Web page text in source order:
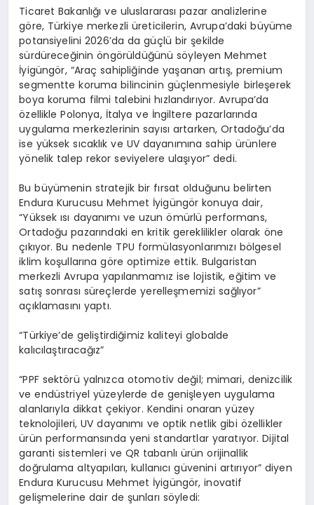
Ticaret Bakanlığıve uluslararasıpazar analizlerine
göre, Türkiye merkezli üreticilerin, Avrupa’daki büyüme
potansiyelini 2026’da da güçlü birşekilde
sürdüreceğininöngörüldüğünüsöyleyen Mehmet
İyigüngör, “Araçsahipliğinde yaşanan artış, premium
segmentte koruma bilincinin güçlenmesiyle birleşerek
boya koruma filmi talebini hızlandırıyor. Avrupa’da
özellikle Polonya, İtalya ve İngiltere pazarlarında
uygulama merkezlerinin sayısı artarken, Ortadoğu’da
ise yüksek sıcaklık ve UV dayanımına sahip ürünlere
yönelik talep rekor seviyelere ulaşıyor”dedi.
Bu büyümenin stratejik bir fırsat olduğunu belirten
Endura Kurucusu Mehmet İyigüngör konuya dair,
“Yüksekısı dayanımı ve uzunömürlüperformans,
Ortadoğu pazarındaki en kritik gereklilikler olarak öne
çıkıyor. Bu nedenle TPU formülasyonlarımızı bölgesel
iklim koşullarına göre optimize ettik. Bulgaristan
merkezli Avrupa yapılanmamız ise lojistik, eğitim ve
satış sonrası süreçlerde yerelleşmemizi sağlıyor”
açıklamasını yaptı.
“Türkiye’de geliştirdiğimiz kaliteyi globalde
kalıcılaştıracağız”
“PPF sektörü yalnızca otomotiv değil; mimari, denizcilik
ve endüstriyel yüzeylerde de genişleyen uygulama
alanlarıyla dikkat çekiyor. Kendini onaran yüzey
teknolojileri, UV dayanımı ve optik netlik gibi özellikler
ürün performansında yeni standartlar yaratıyor. Dijital
garanti sistemleri ve QR tabanlı ürün orijinallik
doğrulama altyapıları, kullanıcıgüvenini artırıyor”diyen
Endura Kurucusu Mehmet İyigüngör, inovatif
gelişmelerine dair de şunları söyledi: